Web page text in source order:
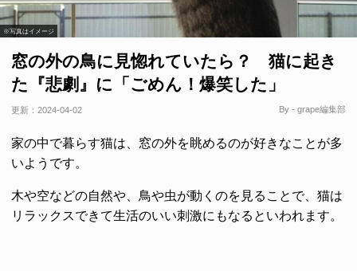
※写真はイメージ
窓の外の鳥に見惚れていたら？ 猫に起き
た『悲劇』に「ごめん！爆笑した」
更新： 2024-04-02 By - grape編集部
家の中で暮らす猫は、窓の外を眺めるのが好きなことが多
いようです。
木や空などの自然や、鳥や虫が動くのを見ることで、猫は
リラックスできて生活のいい刺激にもなるといわれます。